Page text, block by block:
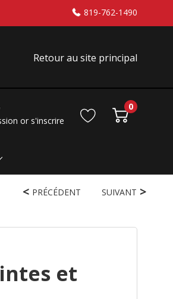
819-762-1490
Retour au site principal
or s'inscrire
0
PRÉCÉDENT SUIVANT
et